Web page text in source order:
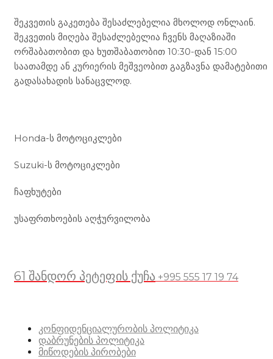
შეკვეთის გაკეთება შესაძლებელია მხოლოდ ონლაინ.
შეკვეთის მიღება შესაძლებელია ჩვენს მაღაზიაში
ორშაბათობით და ხუთშაბათობით 10:30-დან 15:00
საათამდე ან კურიერის მეშვეობით გაგზავნა დამატებითი
გადასახადის სანაცვლოდ.
Honda-ს მოტოციკლები
Suzuki-ს მოტოციკლები
ჩაფხუტები
უსაფრთხოების აღჭურვილობა
61 შანდორ პეტეფის ქუჩა +995 555 17 19 74
კონფიდენციალურობის პოლიტიკა
დაბრუნების პოლიტიკა
მიწოდების პირობები